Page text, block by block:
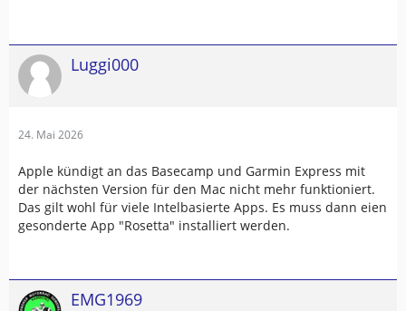
Luggi000
24. Mai 2026
Apple kündigt an das Basecamp und Garmin Express mit
der nächsten Version für den Mac nicht mehr funktioniert.
Das gilt wohl für viele Intelbasierte Apps. Es muss dann eien
gesonderte App "Rosetta" installiert werden.
EMG1969